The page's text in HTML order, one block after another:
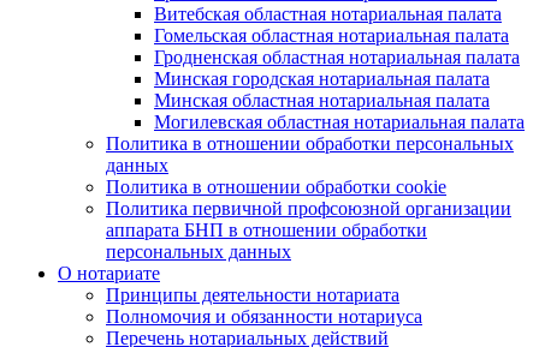
Витебская областная нотариальная палата
Гомельская областная нотариальная палата
Гродненская областная нотариальная палата
Минская городская нотариальная палата
Минская областная нотариальная палата
Могилевская областная нотариальная палата
Политика в отношении обработки персональных
данных
Политика в отношении обработки cookie
Политика первичной профсоюзной организации
аппарата БНП в отношении обработки
персональных данных
О нотариате
Принципы деятельности нотариата
Полномочия и обязанности нотариуса
Перечень нотариальных действий